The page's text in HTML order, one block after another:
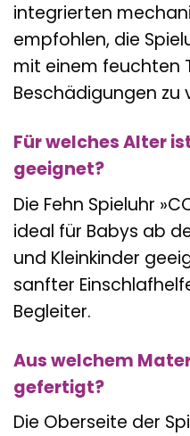
integrierten
empfohlen, die
mit einem feuchten
Beschädigungen zu
Für welches Alter
geeignet?
Die Fehn Spieluhr
ideal für Babys ab
und Kleinkinder
sanfter
Begleiter.
Aus welchem
gefertigt?
Die Oberseite der